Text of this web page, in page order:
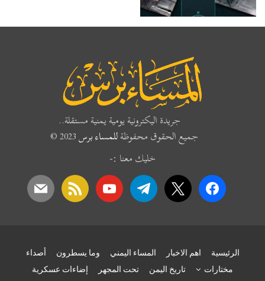
جريدة اليكترونية يومية يمنية مستقلة..
جميع الحقوق محفوظةللمساء برس
خليك معنا :-
facebook
x
telegram
youtube
rss
mail
الرئيسية اهم الاخبار المساء اليمني وما يسطرون
أصداء
مختارات
تاريخ اليمن تحت المجهر إضاءات عسكرية